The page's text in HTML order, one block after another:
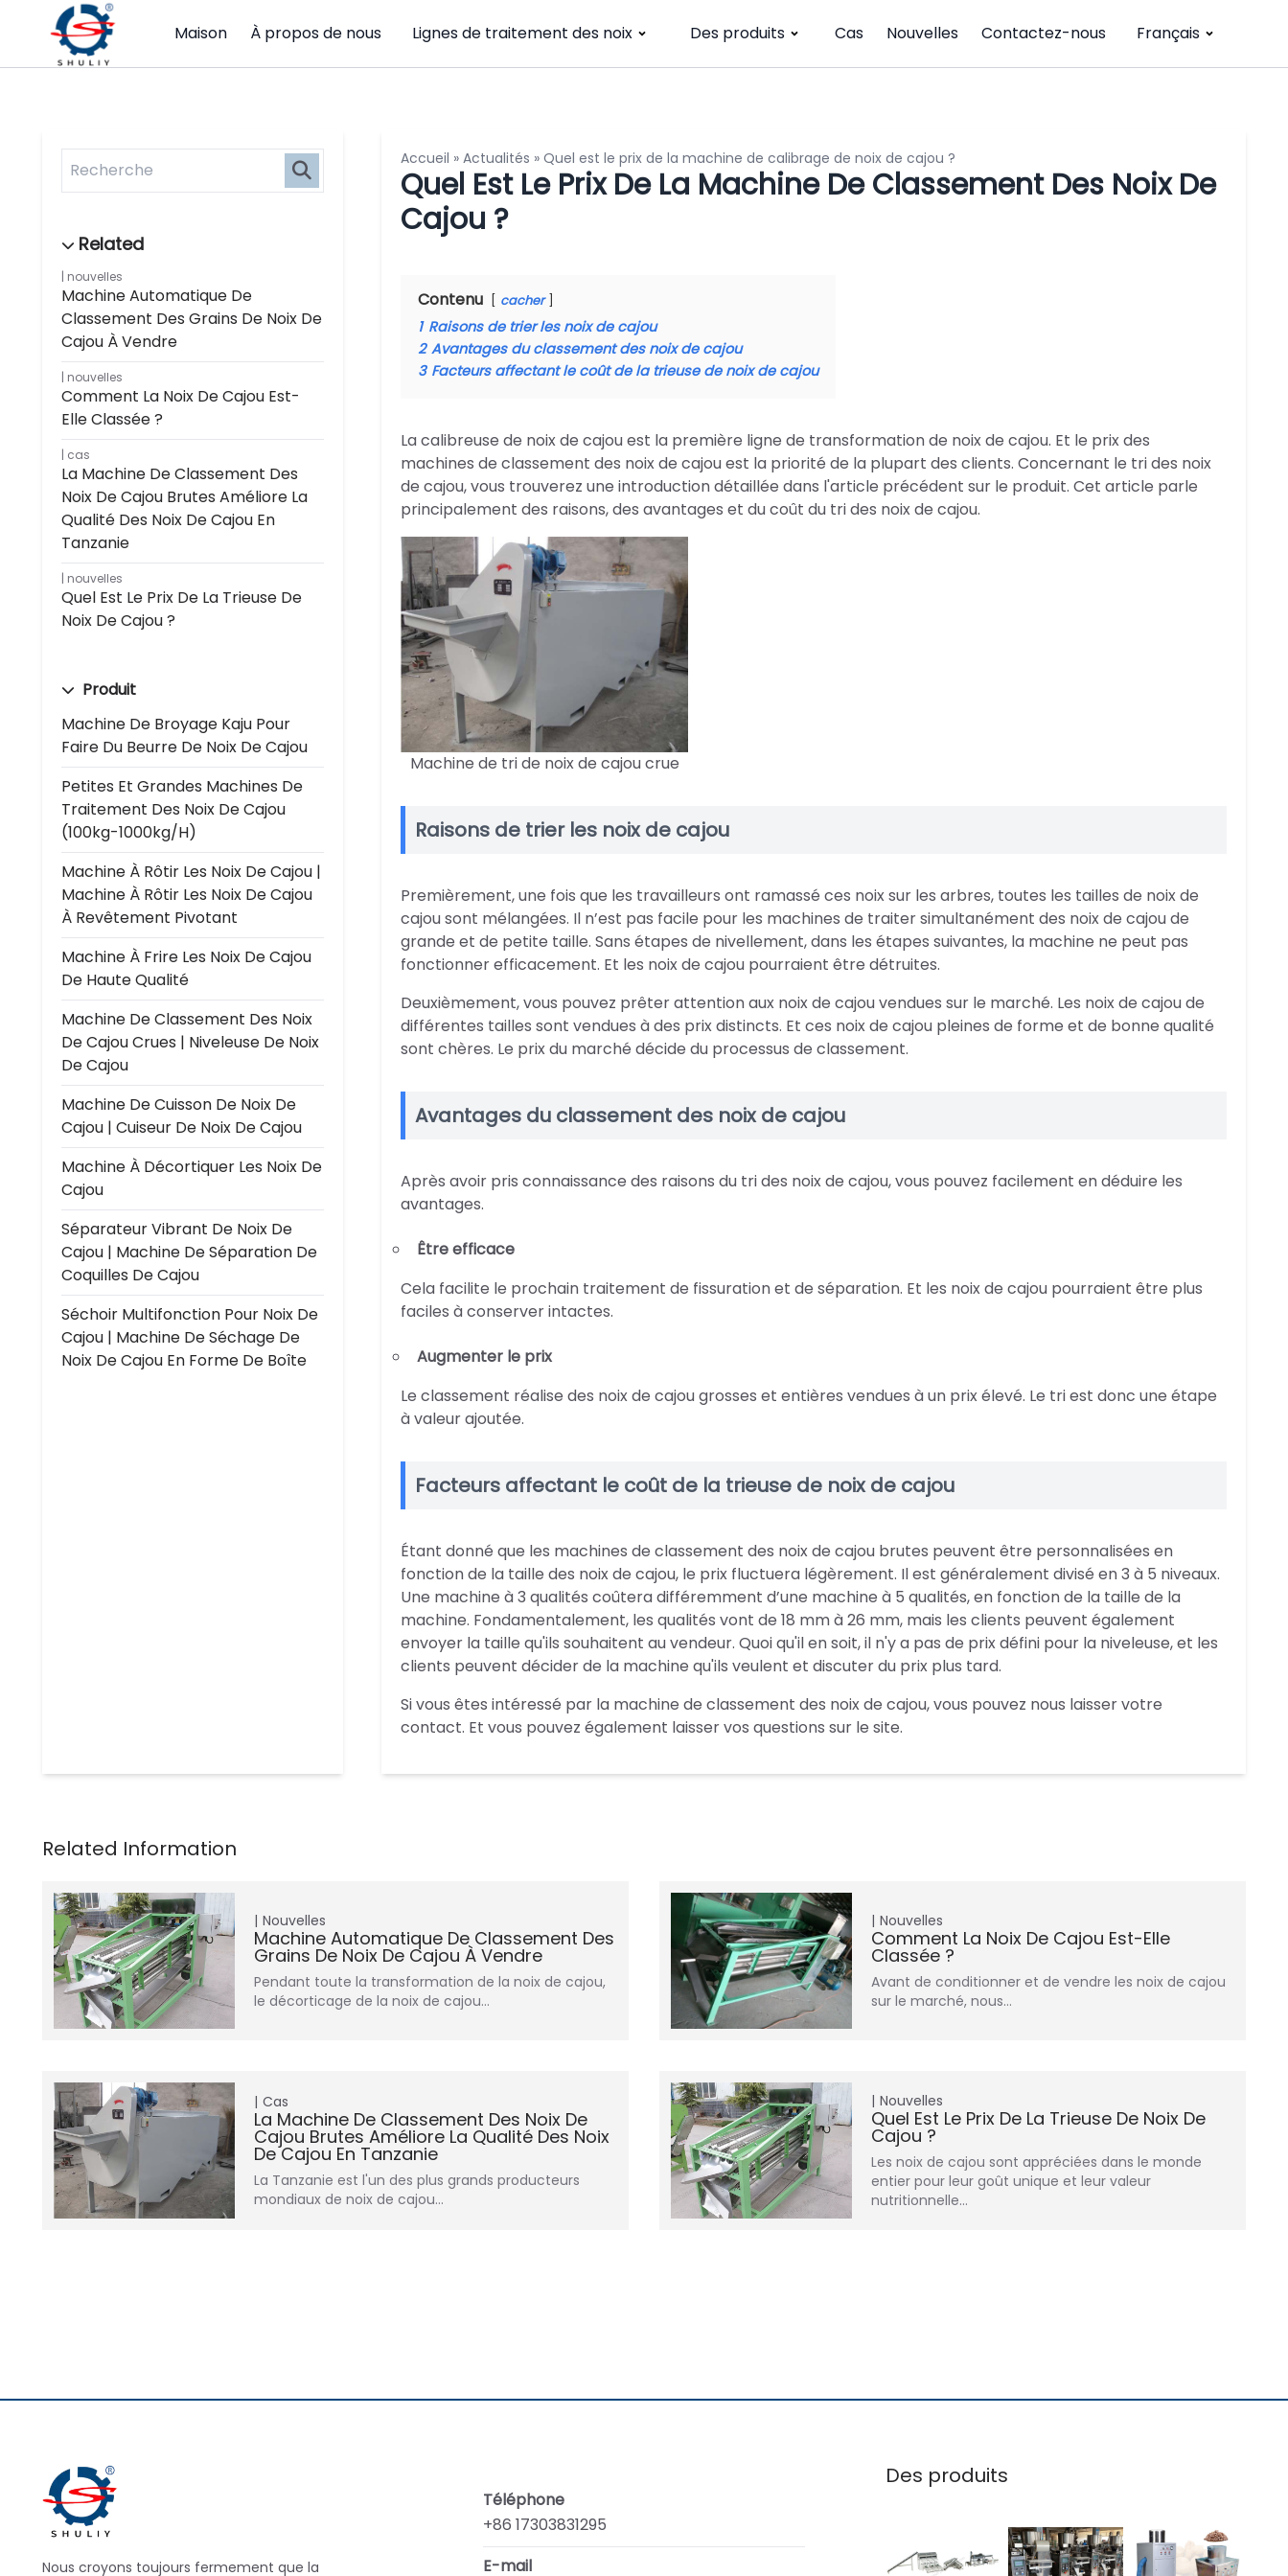
Maison À propos de nous Lignes de traitement des noix Des produits Cas Nouvelles Contactez-nous Français
nouvelles
Machine Automatique De
Classement Des Grains De Noix De
Cajou À Vendre
nouvelles
Comment La Noix De Cajou Est-
Elle Classée ?
cas
La Machine De Classement Des
Noix De Cajou Brutes Améliore La
Qualité Des Noix De Cajou En
Tanzanie
nouvelles
Quel Est Le Prix De La Trieuse De
Noix De Cajou ?
Produit
Machine De Broyage Kaju Pour
Faire Du Beurre De Noix De Cajou
Petites Et Grandes Machines De
Traitement Des Noix De Cajou
(100kg-1000kg/h)
Machine À Rôtir Les Noix De Cajou |
Machine À Rôtir Les Noix De Cajou
À Revêtement Pivotant
Machine À Frire Les Noix De Cajou
De Haute Qualité
Machine De Classement Des Noix
De Cajou Crues | Niveleuse De Noix
De Cajou
Machine De Cuisson De Noix De
Cajou | Cuiseur De Noix De Cajou
Machine À Décortiquer Les Noix De
Cajou
Séparateur Vibrant De Noix De
Cajou | Machine De Séparation De
Coquilles De Cajou
Séchoir Multifonction Pour Noix De
Cajou | Machine De Séchage De
Noix De Cajou En Forme De Boîte
Accueil » Actualités » Quel est le prix de la machine de calibrage de noix de cajou ?
Quel Est Le Prix De La Machine De Classement Des Noix De
Cajou ?
Contenu cacher
1 Raisons de trier les noix de cajou
2 Avantages du classement des noix de cajou
3 Facteurs affectant le coût de la trieuse de noix de cajou
La calibreuse de noix de cajou est la première ligne de transformation de noix de cajou. Et le prix des
machines de classement des noix de cajou est la priorité de la plupart des clients. Concernant le tri des noix
de cajou, vous trouverez une introduction détaillée dans l'article précédent sur le produit. Cet article parle
principalement des raisons, des avantages et du coût du tri des noix de cajou.
Machine de tri de noix de cajou crue
Raisons de trier les noix de cajou
Premièrement, une fois que les travailleurs ont ramassé ces noix sur les arbres, toutes les tailles de noix de
cajou sont mélangées. Il n’est pas facile pour les machines de traiter simultanément des noix de cajou de
grande et de petite taille. Sans étapes de nivellement, dans les étapes suivantes, la machine ne peut pas
fonctionner efficacement. Et les noix de cajou pourraient être détruites.
Deuxièmement, vous pouvez prêter attention aux noix de cajou vendues sur le marché. Les noix de cajou de
différentes tailles sont vendues à des prix distincts. Et ces noix de cajou pleines de forme et de bonne qualité
sont chères. Le prix du marché décide du processus de classement.
Avantages du classement des noix de cajou
Après avoir pris connaissance des raisons du tri des noix de cajou, vous pouvez facilement en déduire les
avantages.
Être efficace
Cela facilite le prochain traitement de fissuration et de séparation. Et les noix de cajou pourraient être plus
faciles à conserver intactes.
Augmenter le prix
Le classement réalise des noix de cajou grosses et entières vendues à un prix élevé. Le tri est donc une étape
à valeur ajoutée.
Facteurs affectant le coût de la trieuse de noix de cajou
Étant donné que les machines de classement des noix de cajou brutes peuvent être personnalisées en
fonction de la taille des noix de cajou, le prix fluctuera légèrement. Il est généralement divisé en 3 à 5 niveaux.
Une machine à 3 qualités coûtera différemment d’une machine à 5 qualités, en fonction de la taille de la
machine. Fondamentalement, les qualités vont de 18 mm à 26 mm, mais les clients peuvent également
envoyer la taille qu'ils souhaitent au vendeur. Quoi qu'il en soit, il n'y a pas de prix défini pour la niveleuse, et les
clients peuvent décider de la machine qu'ils veulent et discuter du prix plus tard.
Si vous êtes intéressé par la machine de classement des noix de cajou, vous pouvez nous laisser votre
contact. Et vous pouvez également laisser vos questions sur le site.
Nouvelles
Machine Automatique De Classement Des
Grains De Noix De Cajou À Vendre
Pendant toute la transformation de la noix de cajou,
le décorticage de la noix de cajou…
Nouvelles
Comment La Noix De Cajou Est-Elle
Classée ?
Avant de conditionner et de vendre les noix de cajou
sur le marché, nous…
Cas
La Machine De Classement Des Noix De
Cajou Brutes Améliore La Qualité Des Noix
De Cajou En Tanzanie
La Tanzanie est l'un des plus grands producteurs
mondiaux de noix de cajou…
Nouvelles
Quel Est Le Prix De La Trieuse De Noix De
Cajou ?
Les noix de cajou sont appréciées dans le monde
entier pour leur goût unique et leur valeur
nutritionnelle…
Nous croyons toujours fermement que la
Téléphone
+86 17303831295
E-mail
Des produits